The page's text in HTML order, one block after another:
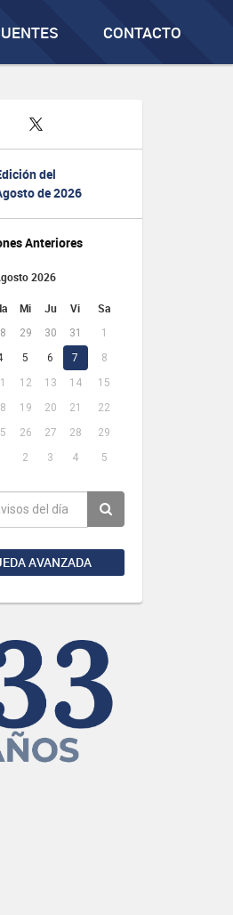
CONTACTO
del
de 2026
Anteriores
2026
Mi Ju Vi Sa
29 30 31
1
5 6 7
8
12 13 14
15
19 20 21
22
26 27 28
29
2 3 4 5
AVANZADA